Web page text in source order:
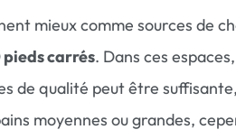
mieux comme sources de
pieds carrés. Dans ces
de qualité peut être
moyennes ou grandes,